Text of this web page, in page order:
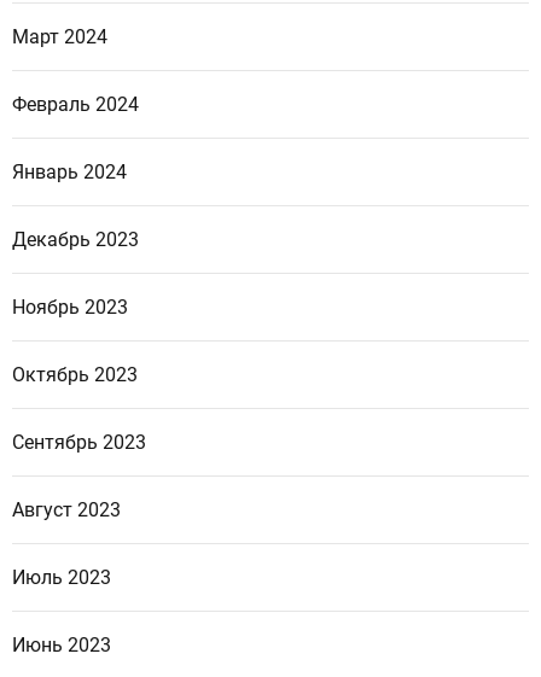
Март 2024
Февраль 2024
Январь 2024
Декабрь 2023
Ноябрь 2023
Октябрь 2023
Сентябрь 2023
Август 2023
Июль 2023
Июнь 2023